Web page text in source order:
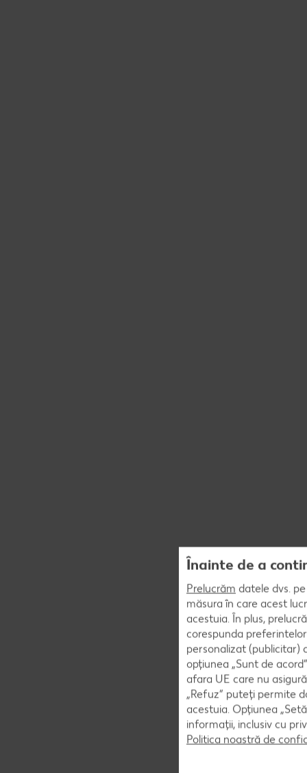
Înainte de a
Prelucrăm datele dvs.
măsura în care acest
acestuia. În plus,
corespunda
personalizat (publicitar)
opțiunea „Sunt de
afara UE care nu
„Refuz” puteți permite
acestuia. Opțiunea
informații, inclusiv cu
Politica noastră de